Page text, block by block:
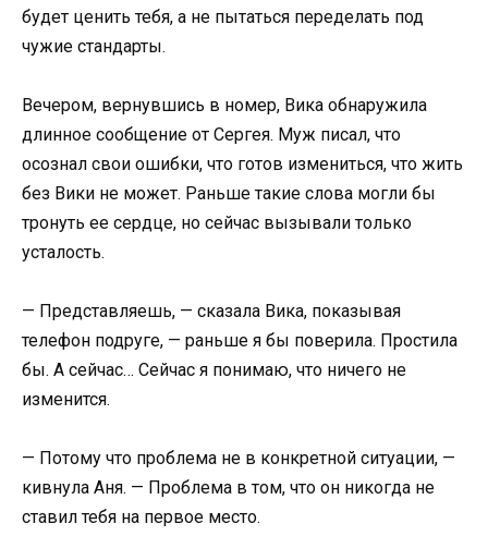
будет ценить тебя, а не пытаться переделать под
чужие стандарты.
Вечером, вернувшись в номер, Вика обнаружила
длинное сообщение от Сергея. Муж писал, что
осознал свои ошибки, что готов измениться, что жить
без Вики не может. Раньше такие слова могли бы
тронуть ее сердце, но сейчас вызывали только
усталость.
— Представляешь, — сказала Вика, показывая
телефон подруге, — раньше я бы поверила. Простила
бы. А сейчас… Сейчас я понимаю, что ничего не
изменится.
— Потому что проблема не в конкретной ситуации, —
кивнула Аня. — Проблема в том, что он никогда не
ставил тебя на первое место.